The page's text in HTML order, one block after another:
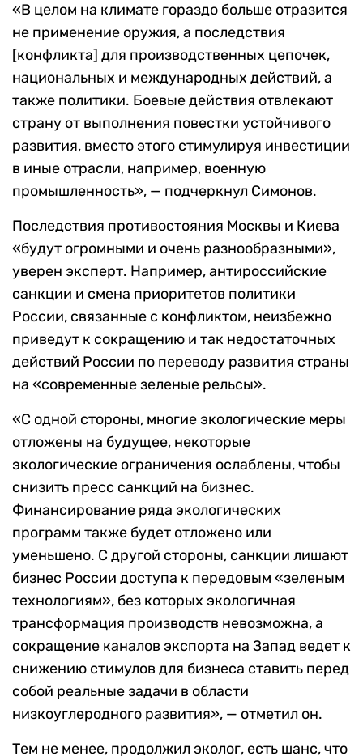
«В целом на климате гораздо больше отразится
не применение оружия, а последствия
[конфликта] для производственных цепочек,
национальных и международных действий, а
также политики. Боевые действия отвлекают
страну от выполнения повестки устойчивого
развития, вместо этого стимулируя инвестиции
в иные отрасли, например, военную
промышленность», — подчеркнул Симонов.
Последствия противостояния Москвы и Киева
«будут огромными и очень разнообразными»,
уверен эксперт. Например, антироссийские
санкции и смена приоритетов политики
России, связанные с конфликтом, неизбежно
приведут к сокращению и так недостаточных
действий России по переводу развития страны
на «современные зеленые рельсы».
«С одной стороны, многие экологические меры
отложены на будущее, некоторые
экологические ограничения ослаблены, чтобы
снизить пресс санкций на бизнес.
Финансирование ряда экологических
программ также будет отложено или
уменьшено. С другой стороны, санкции лишают
бизнес России доступа к передовым «зеленым
технологиям», без которых экологичная
трансформация производств невозможна, а
сокращение каналов экспорта на Запад ведет к
снижению стимулов для бизнеса ставить перед
собой реальные задачи в области
низкоуглеродного развития», — отметил он.
Тем не менее, продолжил эколог, есть шанс, что